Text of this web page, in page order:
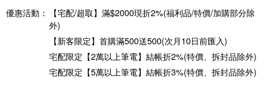
優惠活動：
【宅配/超取】滿$2000現折2%(福利品/特價/加購部分除
外)
【新客限定】首購滿500送500(次月10日前匯入)
宅配限定【2萬以上筆電】結帳折2%(特價、拆封品除外)
宅配限定【5萬以上筆電】結帳折3%(特價、拆封品除外)